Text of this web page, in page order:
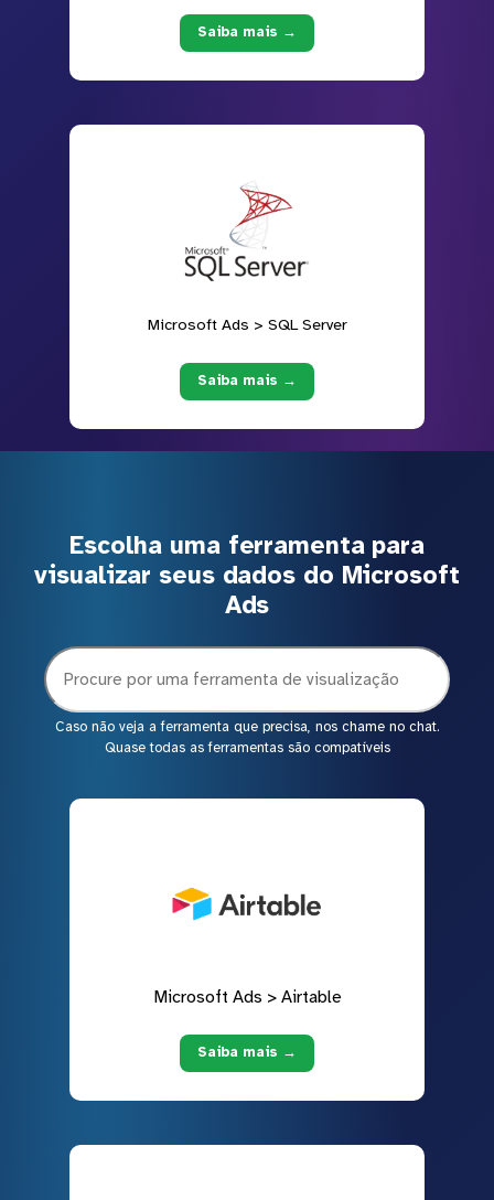
Saiba mais →
Microsoft Ads > SQL Server
Saiba mais →
Escolha uma ferramenta para
visualizar seus dados do Microsoft
Ads
Caso não veja a ferramenta que precisa, nos chame no chat.
Quase todas as ferramentas são compatíveis
Microsoft Ads > Airtable
Saiba mais →